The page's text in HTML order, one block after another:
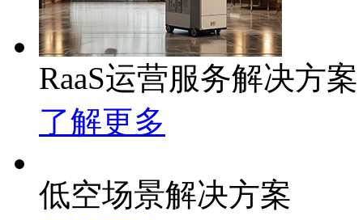
RaaS运营服务解决方案
了解更多
低空场景解决方案